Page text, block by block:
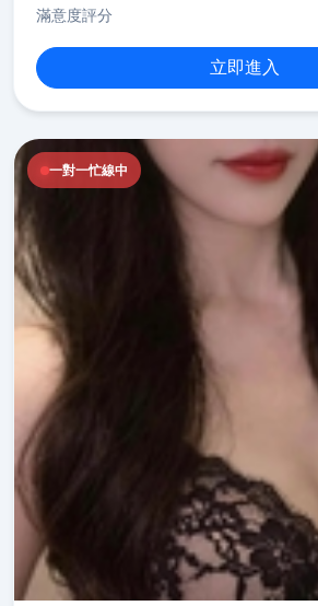
滿意度評分
立即進入
一對一忙線中